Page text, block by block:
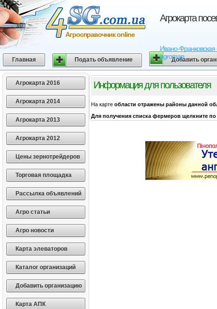
Агрокарта
Ивано-Франковская
agromap
Агросправочник online
Главная Подать объявление Добавить
Агрокарта 2016
Агрокарта 2014
Агрокарта 2013
Агрокарта 2012
Цены зернотрейдеров
Торговая площадка
Рассылка объявлений
Агро статьи
Агро новости
Карта элеваторов
Каталог организаций
Добавить организацию
Карта АПК
Информация для пользователя
На карте области отражены районы данной
Для получения списка фермеров щелкните по